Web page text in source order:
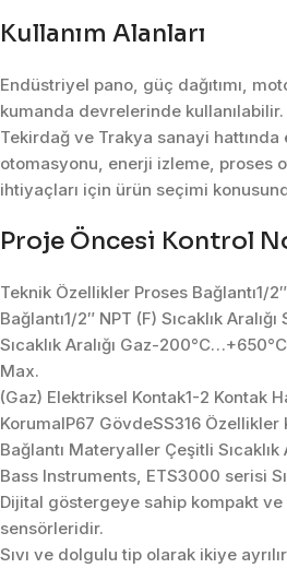
Kullanım Alanları
Endüstriyel pano, güç dağıtımı,
kumanda devrelerinde
Tekirdağ ve Trakya sanayi
otomasyonu, enerji izleme, proses
ihtiyaçları için ürün seçimi
Proje Öncesi Kontrol
Teknik Özellikler Proses Bağlantı1/
Bağlantı1/2″ NPT (F) Sıcaklık
Sıcaklık Aralığı Gaz-
Max.
(Gaz) Elektriksel Kontak1-2 Kontak
KorumaIP67 GövdeSS316 Özellikler
Bağlantı Materyaller Çeşitli Sıcaklık
Bass Instruments, ETS3000 serisi
Dijital göstergeye sahip kompakt ve
sensörleridir.
Sıvı ve dolgulu tip olarak ikiye